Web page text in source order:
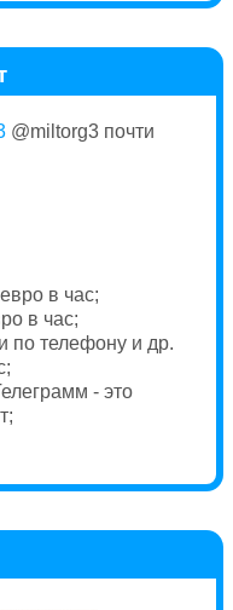
@miltorg3 почти
в час;
в час;
по телефону и др.
- это